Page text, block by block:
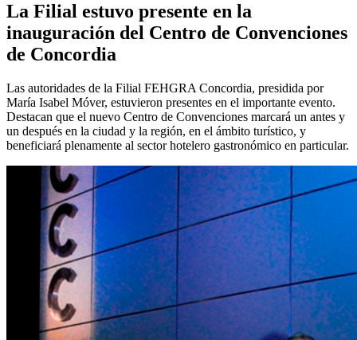
La Filial estuvo presente en la
inauguración del Centro de Convenciones
de Concordia
Las autoridades de la Filial FEHGRA Concordia, presidida por
María Isabel Móver, estuvieron presentes en el importante evento.
Destacan que el nuevo Centro de Convenciones marcará un antes y
un después en la ciudad y la región, en el ámbito turístico, y
beneficiará plenamente al sector hotelero gastronómico en particular.